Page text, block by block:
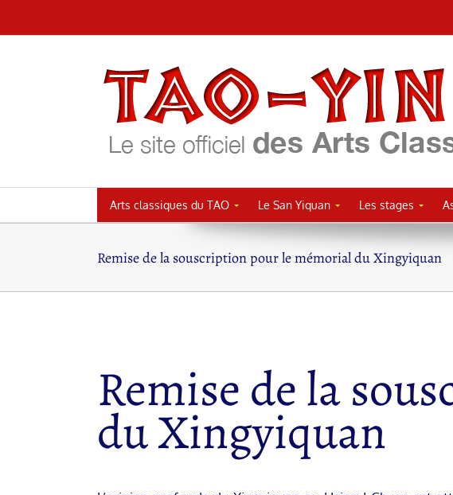
au
Arts classiques du TAO Le San Yiquan Les stages
Remise de la souscription pour le mémorial du Xingyiquan
Remise de la
du Xingyiquan